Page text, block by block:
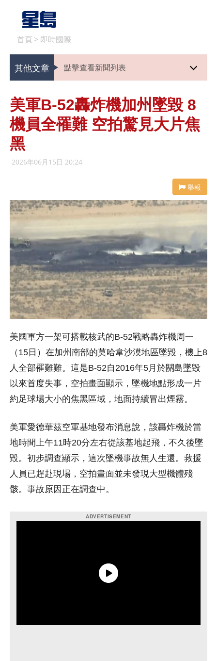
首頁 > 即時國際
其他文章 點擊查看新聞列表
美軍B-52轟炸機加州墜毀 8
機員全罹難 空拍驚見大片焦
黑
2026年06月15日 20:24
舉報
美國軍方一架可搭載核武的B-52戰略轟炸機周一
（15日）在加州南部的莫哈韋沙漠地區墜毀，機上8
人全部罹難難。這是B-52自2016年5月於關島墜毀
以來首度失事，空拍畫面顯示，墜機地點形成一片
約足球場大小的焦黑區域，地面持續冒出煙霧。
美軍愛德華茲空軍基地發布消息說，該轟炸機於當
地時間上午11時20分左右從該基地起飛，不久後墜
毀。初步調查顯示，這次墜機事故無人生還。救援
人員已趕赴現場，空拍畫面並未發現大型機體殘
骸。事故原因正在調查中。